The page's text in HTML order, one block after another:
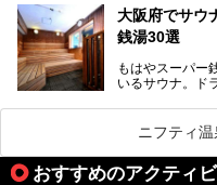
る迫力ある熱波
のう”体験をし
ケやボウリング
で“遊び+癒し”
処にいたるま
そんなスパワー
室や日本最大級
アルオープン！
大規模リニュー
オープンイベン
大阪府でサウ
銭湯30選
もはやスーパー
いるサウナ。ド
ペース、ロウリ
が充実した施
今回はそんなサ
泉・銭湯・スパ
ニフティ
おすすめのアクティ